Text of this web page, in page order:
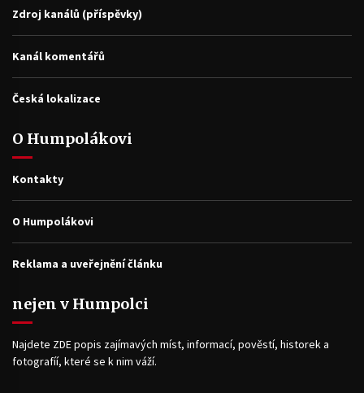
Zdroj kanálů (příspěvky)
Kanál komentářů
Česká lokalizace
O Humpolákovi
Kontakty
O Humpolákovi
Reklama a uveřejnění článku
nejen v Humpolci
Najdete ZDE popis zajímavých míst, informací, pověstí, historek a
fotografíí, které se k nim váží.